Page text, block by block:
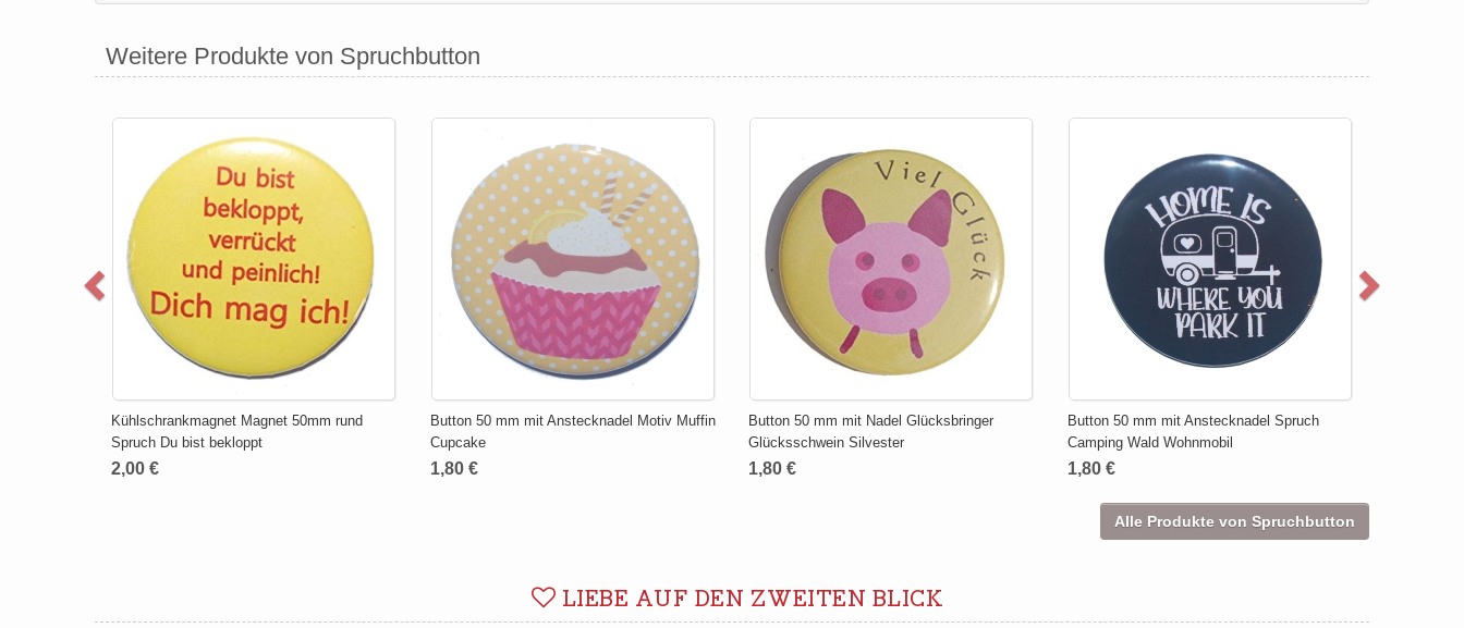
Weitere Produkte von Spruchbutton
Kühlschrankmagnet Magnet 50mm rund
Spruch Du bist bekloppt
2,00 €
Button 50 mm mit Anstecknadel Motiv Muffin
Cupcake
1,80 €
Button 50 mm mit Nadel Glücksbringer
Glücksschwein Silvester
1,80 €
Button 50 mm mit Anstecknadel Spruch
Camping Wald Wohnmobil
1,80 €
Alle Produkte von Spruchbutton
LIEBE AUF DEN ZWEITEN BLICK